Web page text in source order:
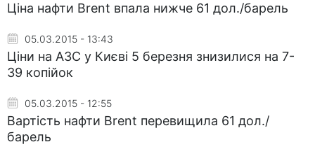
Ціна нафти Brent впала нижче 61 дол./барель
05.03.2015 - 13:43
Ціни на АЗС у Києві 5 березня знизилися на 7-
39 копійок
05.03.2015 - 12:55
Вартість нафти Brent перевищила 61 дол./
барель